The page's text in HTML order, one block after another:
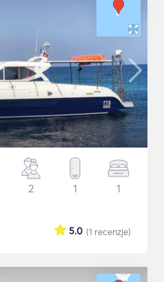
2 1 1
(1 recenzje)
5.0